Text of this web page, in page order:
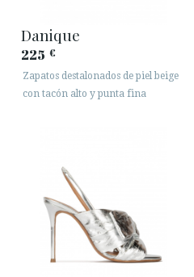
Danique
225 €
Zapatos destalonados de piel beige
con tacón alto y punta fina